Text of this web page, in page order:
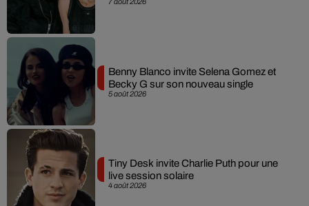
5 août 2026
Benny Blanco invite Selena Gomez et
Becky G sur son nouveau single
4 août 2026
Tiny Desk invite Charlie Puth pour une
live session solaire